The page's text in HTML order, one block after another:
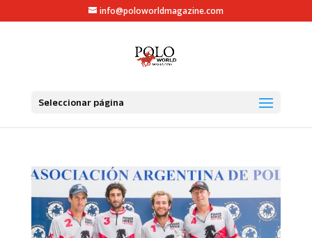
info@poloworldmagazine.com
Seleccionar página